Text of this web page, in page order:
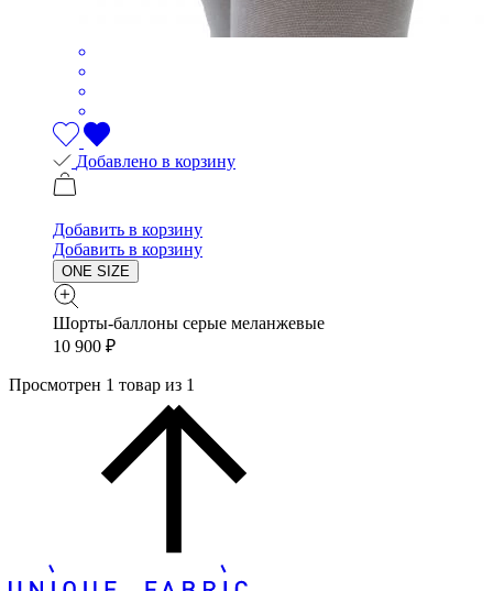
Добавлено в корзину
Добавить в корзину
Добавить в корзину
ONE SIZE
Шорты-баллоны серые меланжевые
10 900 ₽
Просмотрен 1 товар из 1